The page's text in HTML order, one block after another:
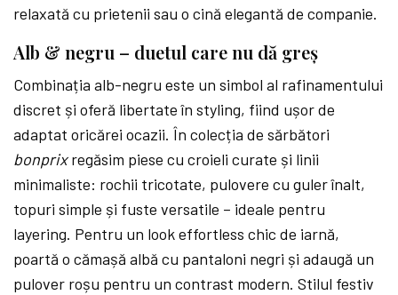
relaxată cu prietenii sau o cină elegantă de companie.
Alb & negru – duetul care nu dă greș
Combinația alb-negru este un simbol al rafinamentului
discret și oferă libertate în styling, fiind ușor de
adaptat oricărei ocazii. În colecția de sărbători
bonprixregăsim piese cu croieli curate și linii
minimaliste: rochii tricotate, pulovere cu guler înalt,
topuri simple și fuste versatile – ideale pentru
layering. Pentru un look effortless chic de iarnă,
poartă o cămașă albă cu pantaloni negri și adaugă un
pulover roșu pentru un contrast modern. Stilul festiv